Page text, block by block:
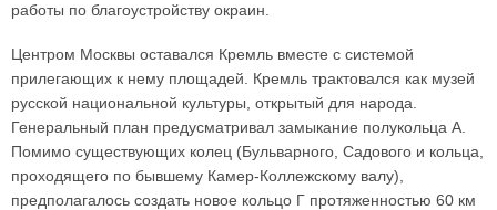
работы по благоустройству окраин.
Центром Москвы оставался Кремль вместе с системой
прилегающих к нему площадей. Кремль трактовался как музей
русской национальной культуры, открытый для народа.
Генеральный план предусматривал замыкание полукольца А.
Помимо существующих колец (Бульварного, Садового и кольца,
проходящего по бывшему Камер-Коллежскому валу),
предполагалось создать новое кольцо Г протяженностью 60 км